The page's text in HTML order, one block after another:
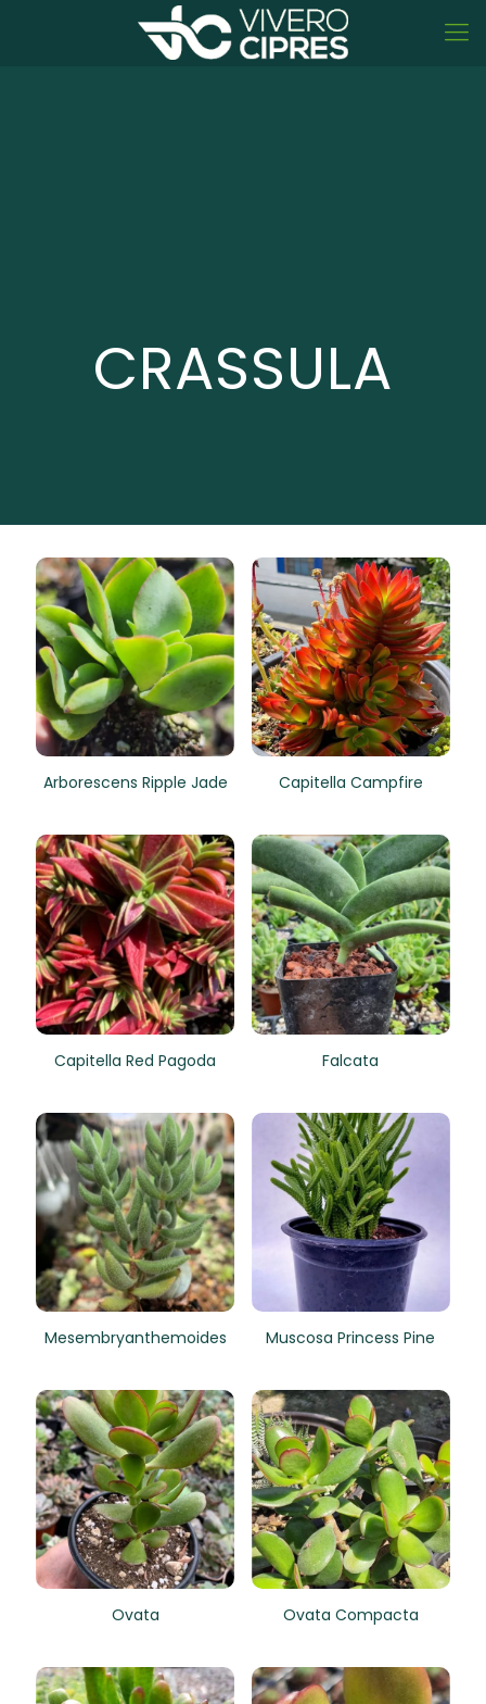
CRASSULA
Arborescens Ripple Jade Capitella Campfire
Capitella Red Pagoda Falcata
Mesembryanthemoides Muscosa Princess Pine
Ovata Ovata Compacta